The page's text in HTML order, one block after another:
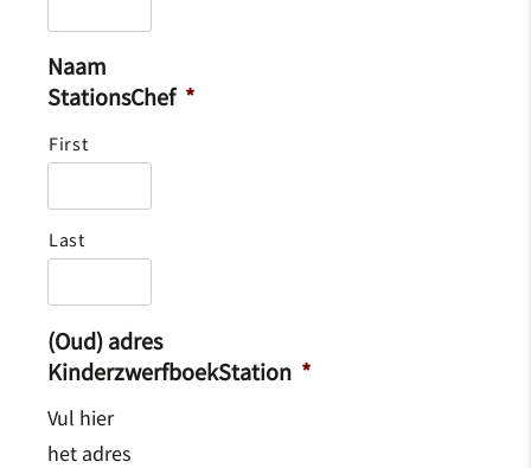
Naam
StationsChef *
First
Last
(Oud) adres
KinderzwerfboekStation *
Vul hier
het adres